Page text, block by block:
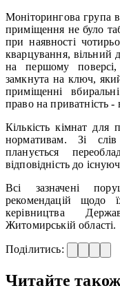
Моніторингова група
приміщення не було
при наявності
кварцування, вільний
на першому
замкнута на ключ,
приміщенні
право на приватність -
Кількість кімнат для
нормативам. Зі
планується
відповідність до
Всі зазначені
рекомендацій щодо
керівництва
Житомирській області.
Поділитись:
Читайте також